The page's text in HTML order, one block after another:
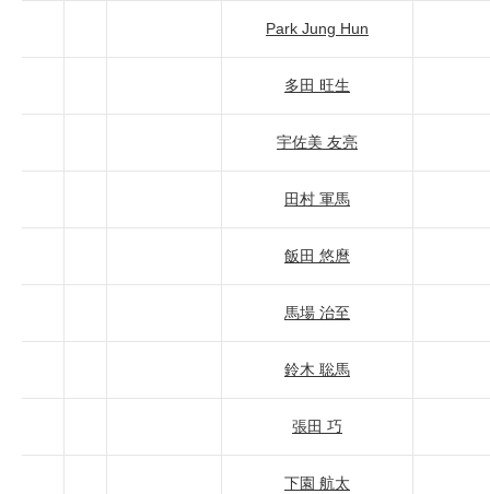
Park Jung Hun
多田 旺生
宇佐美 友亮
田村 軍馬
飯田 悠麿
馬場 治至
鈴木 聡馬
張田 巧
下園 航太